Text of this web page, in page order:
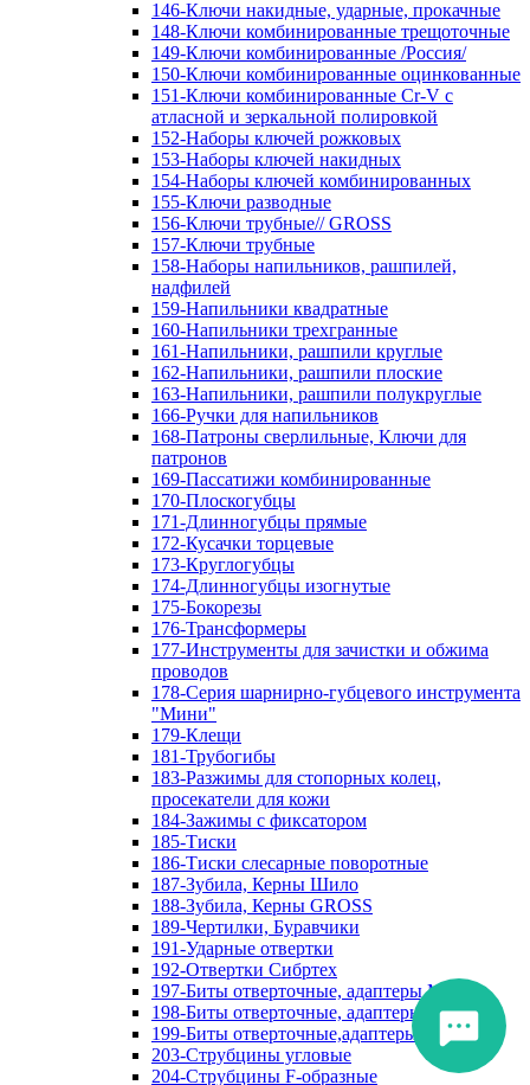
146-Ключи накидные, ударные, прокачные
148-Ключи комбинированные трещоточные
149-Ключи комбинированные /Россия/
150-Ключи комбинированные оцинкованные
151-Ключи комбинированные Cr-V с
атласной и зеркальной полировкой
152-Наборы ключей рожковых
153-Наборы ключей накидных
154-Наборы ключей комбинированных
155-Ключи разводные
156-Ключи трубные// GROSS
157-Ключи трубные
158-Наборы напильников, рашпилей,
надфилей
159-Напильники квадратные
160-Напильники трехгранные
161-Напильники, рашпили круглые
162-Напильники, рашпили плоские
163-Напильники, рашпили полукруглые
166-Ручки для напильников
168-Патроны сверлильные, Ключи для
патронов
169-Пассатижи комбинированные
170-Плоскогубцы
171-Длинногубцы прямые
172-Кусачки торцевые
173-Круглогубцы
174-Длинногубцы изогнутые
175-Бокорезы
176-Трансформеры
177-Инструменты для зачистки и обжима
проводов
178-Серия шарнирно-губцевого инструмента
"Мини"
179-Клещи
181-Трубогибы
183-Разжимы для стопорных колец,
просекатели для кожи
184-Зажимы с фиксатором
185-Тиски
186-Тиски слесарные поворотные
187-Зубила, Керны Шило
188-Зубила, Керны GROSS
189-Чертилки, Буравчики
191-Ударные отвертки
192-Отвертки Сибртех
197-Биты отверточные, адаптеры Matrix
198-Биты отверточные, адаптеры Прочие
199-Биты отверточные,адаптеры Сибртех
203-Струбцины угловые
204-Струбцины F-образные